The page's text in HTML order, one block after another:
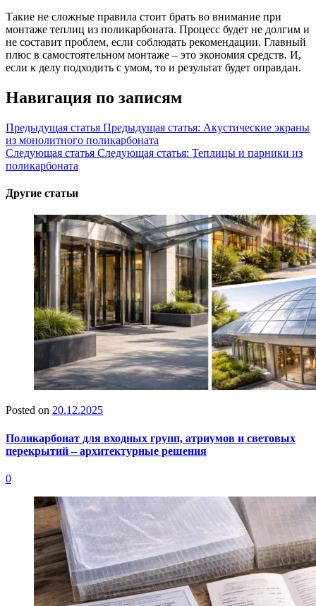
Такие не сложные правила стоит брать во внимание при
монтаже теплиц из поликарбоната. Процесс будет не долгим и
не составит проблем, если соблюдать рекомендации. Главный
плюс в самостоятельном монтаже – это экономия средств. И,
если к делу подходить с умом, то и результат будет оправдан.
Навигация по записям
Предыдущая статья Предыдущая статья: Акустические экраны
из монолитного поликарбоната
Следующая статья Следующая статья: Теплицы и парники из
поликарбоната
Другие статьи
Posted on 20.12.2025
Поликарбонат для входных групп, атриумов и световых
перекрытий – архитектурные решения
0